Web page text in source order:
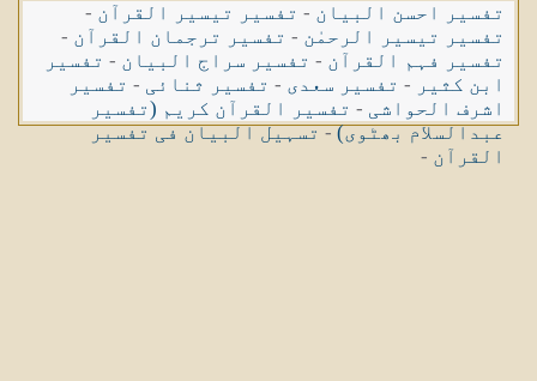
تفسیر احسن البیان - تفسیر تیسیر القرآن -
تفسیر تیسیر الرحمٰن - تفسیر ترجمان القرآن -
تفسیر فہم القرآن - تفسیر سراج البیان - تفسیر
ابن کثیر - تفسیر سعدی - تفسیر ثنائی - تفسیر
اشرف الحواشی - تفسیر القرآن کریم (تفسیر
عبدالسلام بھٹوی)-تسہیل البیان فی تفسیر
القرآن -